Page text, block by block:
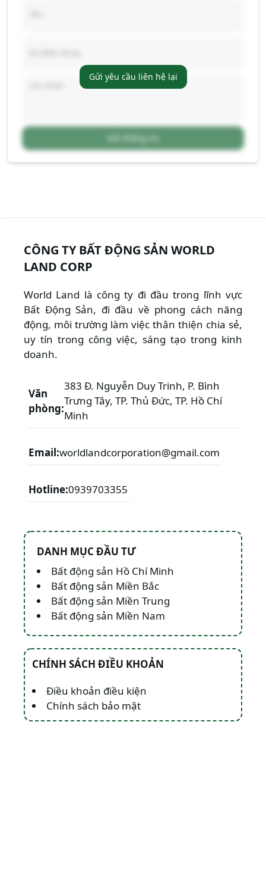
Gửi thông tin
Gửi yêu cầu liên hệ lại
CÔNG TY BẤT ĐỘNG SẢN WORLD
LAND CORP
World Land là công ty đi đầu trong lĩnh vực
Bất Động Sản, đi đầu về phong cách năng
động, môi trường làm việc thân thiện chia sẻ,
uy tín trong công việc, sáng tạo trong kinh
doanh.
Văn
phòng:
383 Đ. Nguyễn Duy Trinh, P. Bình
Trưng Tây, TP. Thủ Đức, TP. Hồ Chí
Minh
Email:worldlandcorporation@gmail.com
Hotline:0939703355
DANH MỤC ĐẦU TƯ
Bất động sản Hồ Chí Minh
Bất động sản Miền Bắc
Bất động sản Miền Trung
Bất động sản Miền Nam
CHÍNH SÁCH ĐIỀU KHOẢN
Điều khoản điều kiện
Chính sách bảo mật